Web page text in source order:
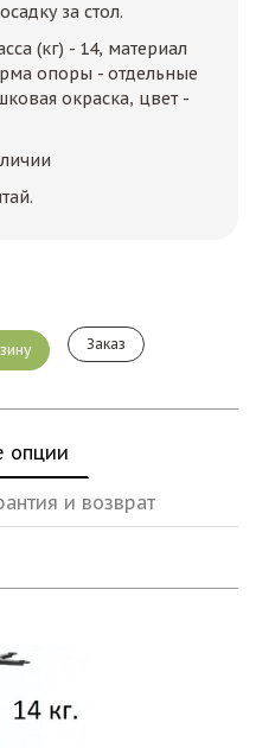
за стол.
(кг) - 14, материал
опоры - отдельные
окраска, цвет -
Заказ
опции
и возврат